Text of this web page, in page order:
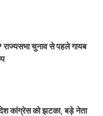
चुनाव से पहले गायब
कांग्रेस को झटका, बड़े नेता